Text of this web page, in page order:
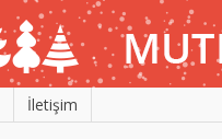
İletişim